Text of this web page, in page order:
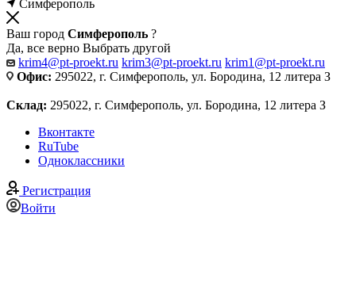
Симферополь
Ваш город Симферополь ?
Да, все верно Выбрать другой
krim4@pt-proekt.ru krim3@pt-proekt.ru krim1@pt-proekt.ru
Офис: 295022, г. Симферополь, ул. Бородина, 12 литера З
Склад: 295022, г. Симферополь, ул. Бородина, 12 литера З
Вконтакте
RuTube
Одноклассники
Регистрация
Войти